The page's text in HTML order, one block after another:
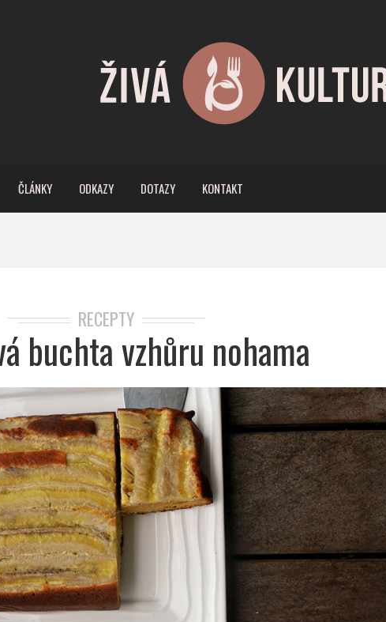
ČLÁNKY ODKAZY DOTAZY KONTAKT
RECEPTY
buchta vzhůru nohama